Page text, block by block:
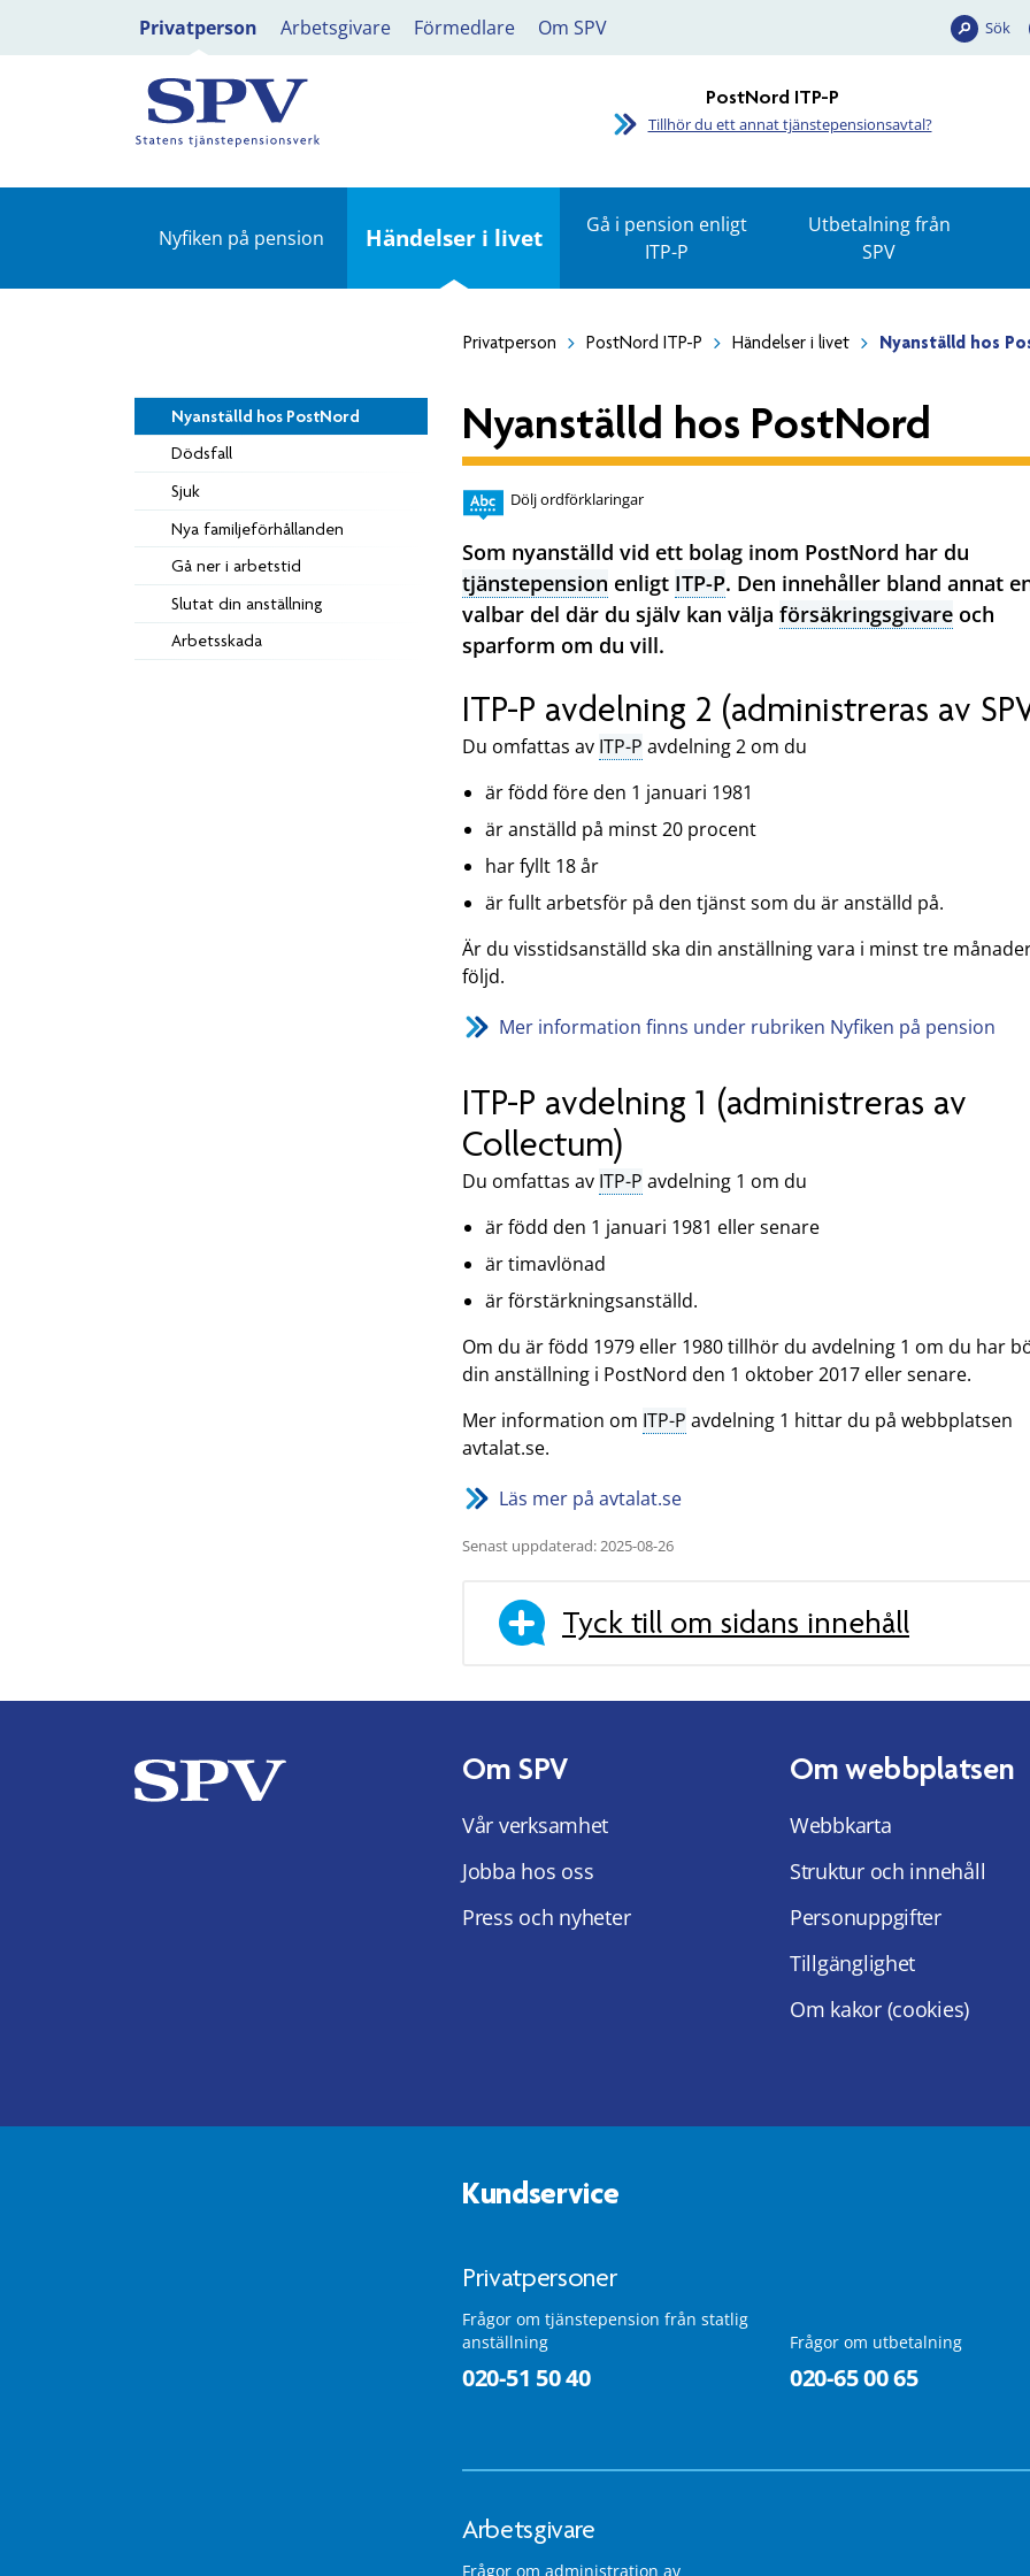
Privatperson Arbetsgivare Förmedlare Om SPV Sök
PostNord ITP-P
Tillhör du ett annat tjänstepensionsavtal?
Nyfiken på pension Händelser i livet
Gå i pension enligt
ITP-P
Utbetalning från
SPV
Privatperson PostNord ITP-P Händelser i livet Nyanställd hos
Nyanställd hos PostNord
Dödsfall
Sjuk
Nya familjeförhållanden
Gå ner i arbetstid
Slutat din anställning
Arbetsskada
Nyanställd hos PostNord
Dölj ordförklaringar
Som nyanställd vid ett bolag inom PostNord har du
tjänstepension enligt ITP-P. Den innehåller bland annat
valbar del där du själv kan välja försäkringsgivare och
sparform om du vill.
ITP-P avdelning 2 (administreras av
Du omfattas av ITP-P avdelning 2 om du
är född före den 1 januari 1981
är anställd på minst 20 procent
har fyllt 18 år
är fullt arbetsför på den tjänst som du är anställd på.
Är du visstidsanställd ska din anställning vara i minst tre
följd.
Mer information finns under rubriken Nyfiken på pension
ITP-P avdelning 1 (administreras av
Collectum)
Du omfattas av ITP-P avdelning 1 om du
är född den 1 januari 1981 eller senare
är timavlönad
är förstärkningsanställd.
Om du är född 1979 eller 1980 tillhör du avdelning 1 om du har
din anställning i PostNord den 1 oktober 2017 eller senare.
Mer information om ITP-P avdelning 1 hittar du på webbplatsen
avtalat.se.
Läs mer på avtalat.se
Senast uppdaterad: 2025-08-26
Tyck till om sidans innehåll
Om SPV
Vår verksamhet
Jobba hos oss
Press och nyheter
Om webbplatsen
Webbkarta
Struktur och innehåll
Personuppgifter
Tillgänglighet
Om kakor (cookies)
Kundservice
Privatpersoner
Frågor om tjänstepension från statlig
anställning
020-51 50 40
Frågor om utbetalning
020-65 00 65
Arbetsgivare
Frågor om administration av